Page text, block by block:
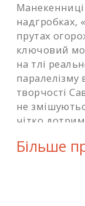
надгробках,
прутах
ключовий
на тлі
паралелізму
творчості
не
чітко
життя та
Більше